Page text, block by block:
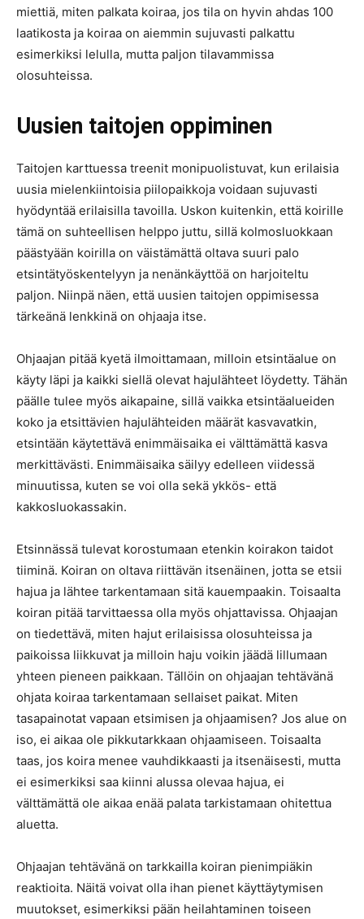
miettiä, miten palkata koiraa, jos tila on hyvin ahdas 100
laatikosta ja koiraa on aiemmin sujuvasti palkattu
esimerkiksi lelulla, mutta paljon tilavammissa
olosuhteissa.
Uusien taitojen oppiminen
Taitojen karttuessa treenit monipuolistuvat, kun erilaisia
uusia mielenkiintoisia piilopaikkoja voidaan sujuvasti
hyödyntää erilaisilla tavoilla. Uskon kuitenkin, että koirille
tämä on suhteellisen helppo juttu, sillä kolmosluokkaan
päästyään koirilla on väistämättä oltava suuri palo
etsintätyöskentelyyn ja nenänkäyttöä on harjoiteltu
paljon. Niinpä näen, että uusien taitojen oppimisessa
tärkeänä lenkkinä on ohjaaja itse.
Ohjaajan pitää kyetä ilmoittamaan, milloin etsintäalue on
käyty läpi ja kaikki siellä olevat hajulähteet löydetty. Tähän
päälle tulee myös aikapaine, sillä vaikka etsintäalueiden
koko ja etsittävien hajulähteiden määrät kasvavatkin,
etsintään käytettävä enimmäisaika ei välttämättä kasva
merkittävästi. Enimmäisaika säilyy edelleen viidessä
minuutissa, kuten se voi olla sekä ykkös- että
kakkosluokassakin.
Etsinnässä tulevat korostumaan etenkin koirakon taidot
tiiminä. Koiran on oltava riittävän itsenäinen, jotta se etsii
hajua ja lähtee tarkentamaan sitä kauempaakin. Toisaalta
koiran pitää tarvittaessa olla myös ohjattavissa. Ohjaajan
on tiedettävä, miten hajut erilaisissa olosuhteissa ja
paikoissa liikkuvat ja milloin haju voikin jäädä lillumaan
yhteen pieneen paikkaan. Tällöin on ohjaajan tehtävänä
ohjata koiraa tarkentamaan sellaiset paikat. Miten
tasapainotat vapaan etsimisen ja ohjaamisen? Jos alue on
iso, ei aikaa ole pikkutarkkaan ohjaamiseen. Toisaalta
taas, jos koira menee vauhdikkaasti ja itsenäisesti, mutta
ei esimerkiksi saa kiinni alussa olevaa hajua, ei
välttämättä ole aikaa enää palata tarkistamaan ohitettua
aluetta.
Ohjaajan tehtävänä on tarkkailla koiran pienimpiäkin
reaktioita. Näitä voivat olla ihan pienet käyttäytymisen
muutokset, esimerkiksi pään heilahtaminen toiseen